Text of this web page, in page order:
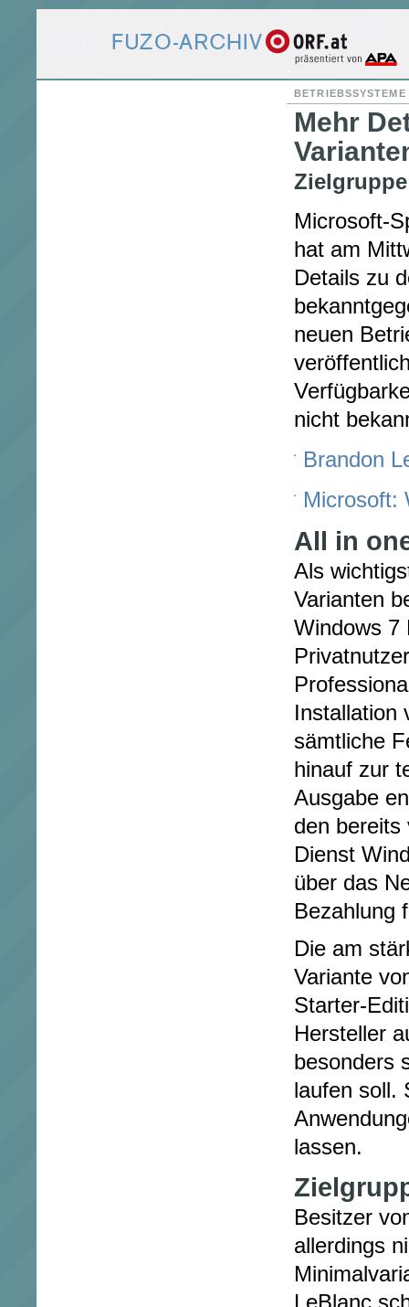
Mehr
BETRIEBSSYSTEME
Microsoft-
hat am
Details zu
neuen
nicht
Brandon
Microsoft:
All in
Als
Varianten
Windows 7
sämtliche
hinauf zur
Ausgabe
den bereits
Dienst
über das
Bezahlung
Die am
Variante
Starter-
Hersteller
besonders
laufen soll.
lassen.
Besitzer
allerdings